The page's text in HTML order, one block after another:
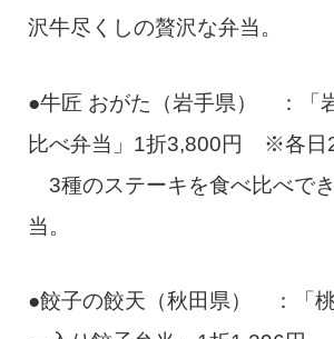
沢牛尽くしの贅沢な弁当。
●牛匠 おがた（岩手県） ：「
比べ弁当」1折3,800円 ※各日
3種のステーキを食べ比べで
当。
●餃子の餃天（秋田県） ：「